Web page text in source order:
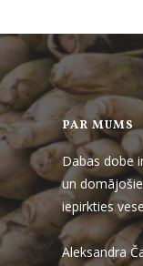
PAR MUMS
Dabas dobe
un
iepirkties
Aleksandra